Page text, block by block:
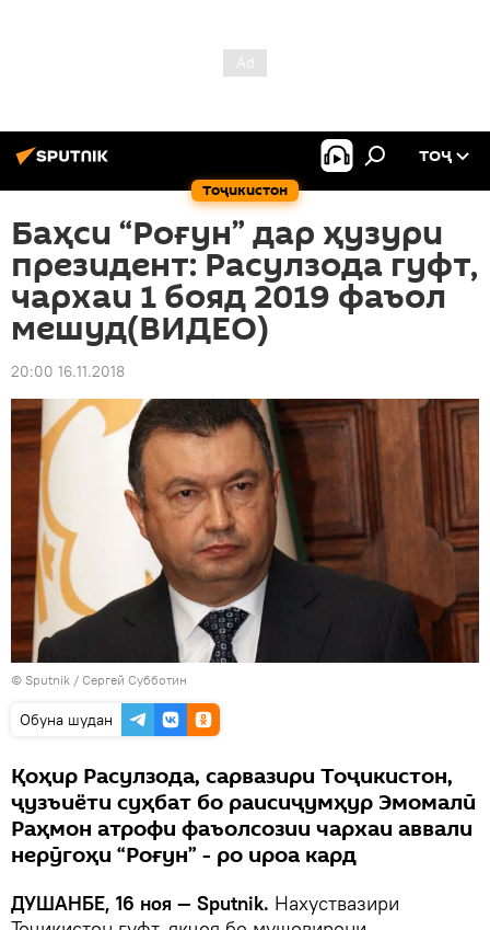
Тоҷикистон
ТОҶ
Баҳси “Роғун” дар ҳузури
президент: Расулзода гуфт,
чархаи 1 бояд 2019 фаъол
мешуд(ВИДЕО)
20:00 16.11.2018
© Sputnik / Сергей Субботин
Обуна шудан
Қоҳир Расулзода, сарвазири Тоҷикистон,
ҷузъиёти суҳбат бо раисиҷумҳур Эмомалӣ
Раҳмон атрофи фаъолсозии чархаи аввали
нерӯгоҳи “Роғун” - ро ироа кард
ДУШАНБЕ, 16 ноя — Sputnik. Нахуствазири